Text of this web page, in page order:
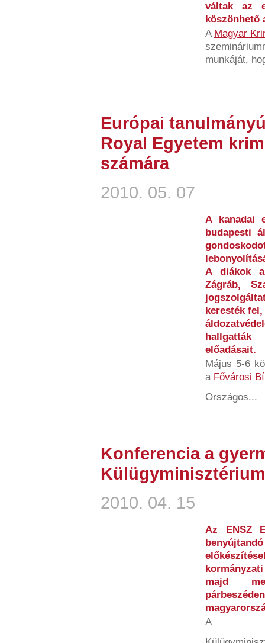
váltak az
köszönhető
A Magyar
munkáját,
Európai
Royal Egyetem
számára
2010. 05. 07
A kanadai
budapesti
A diákok
Zágráb,
keresték
előadásait.
Május 5-6
a Fővárosi
Országos...
Konferencia a
2010. 04. 15
Az ENSZ
majd
A